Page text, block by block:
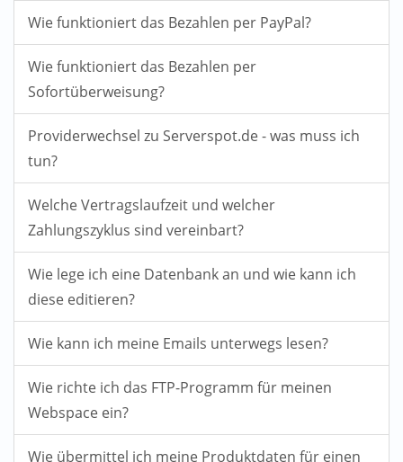
Wie funktioniert das Bezahlen per PayPal?
Wie funktioniert das Bezahlen per
Sofortüberweisung?
Providerwechsel zu Serverspot.de - was muss ich
tun?
Welche Vertragslaufzeit und welcher
Zahlungszyklus sind vereinbart?
Wie lege ich eine Datenbank an und wie kann ich
diese editieren?
Wie kann ich meine Emails unterwegs lesen?
Wie richte ich das FTP-Programm für meinen
Webspace ein?
Wie übermittel ich meine Produktdaten für einen